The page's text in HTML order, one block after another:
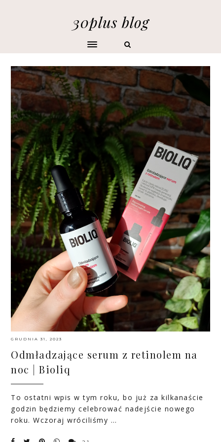
30plus blog
GRUDNIA 31, 2023
Odmładzające serum z retinolem na
noc | Bioliq
To ostatni wpis w tym roku, bo już za kilkanaście
godzin będziemy celebrować nadejście nowego
roku. Wczoraj wróciliśmy …